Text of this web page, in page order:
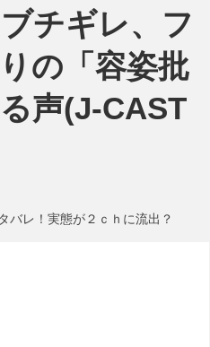
チギレ、フ
の「容姿批
声(J-CAST
バレ！実態が２ｃｈに流出？